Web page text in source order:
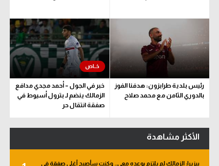
رئيس بلدية طرابزون: هدفنا الفوز
بالدوري الثامن مع محمد صلاح
خبر في الجول – أحمد مجدي مدافع
الزمالك ينضم لـ بترول أسيوط في
صفقة انتقال حر
الأكثر مشاهدة
بيزيرا: الزمالك لم يلتزم بوعده معي.. وكنت سأصبح أغلى صفقة في